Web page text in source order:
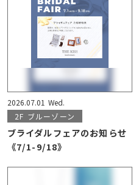
2026.07.01 Wed.
2F ブルーゾーン
ブライダルフェアのお知らせ
《7/1-9/18》